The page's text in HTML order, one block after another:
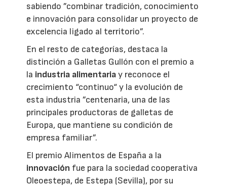
sabiendo ”combinar tradición, conocimiento
e innovación para consolidar un proyecto de
excelencia ligado al territorio”.
En el resto de categorías, destaca la
distinción a Galletas Gullón con el premio a
la industria alimentariay reconoce el
crecimiento “continuo“ y la evolución de
esta industria ”centenaria, una de las
principales productoras de galletas de
Europa, que mantiene su condición de
empresa familiar”.
El premio Alimentos de España a la
innovación fue para la sociedad cooperativa
Oleoestepa, de Estepa (Sevilla), por su